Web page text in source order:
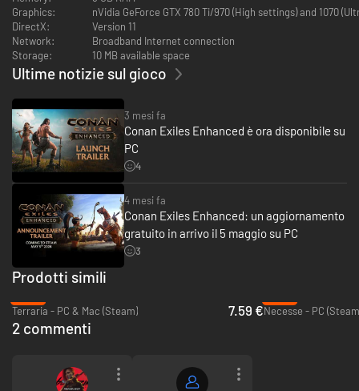
Il nuovo contenuto del pacchetto dei cercatori dell'alba è esclusivo di
questo DLC e aggiunge una serie di nuove opzioni grafiche, ma non offre
alcun vantaggio nel gioco. Tutti i nuovi oggetti hanno statistiche
paragonabili a oggetti già presenti.
Graphics:
nVidia GeForce GTX 780 Ti/970 (High settings) and 1070
DirectX:
Version 11
Network:
Broadband Internet connection
Storage:
10 MB available space
Ultime notizie sul gioco
3 mesi fa
Conan Exiles Enhanced è ora disponibile su
PC
4
4 mesi fa
Conan Exiles Enhanced: un aggiornamento
gratuito in arrivo il 5 maggio su PC
3
Prodotti simili
Terraria - PC & Mac (Steam)
7.59 €Necesse - PC
2 commenti